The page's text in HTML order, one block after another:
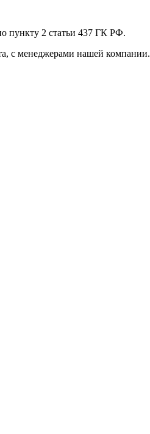
пункту 2 стaтьи 437 ГК РФ.
с менеджерами нашей компании.